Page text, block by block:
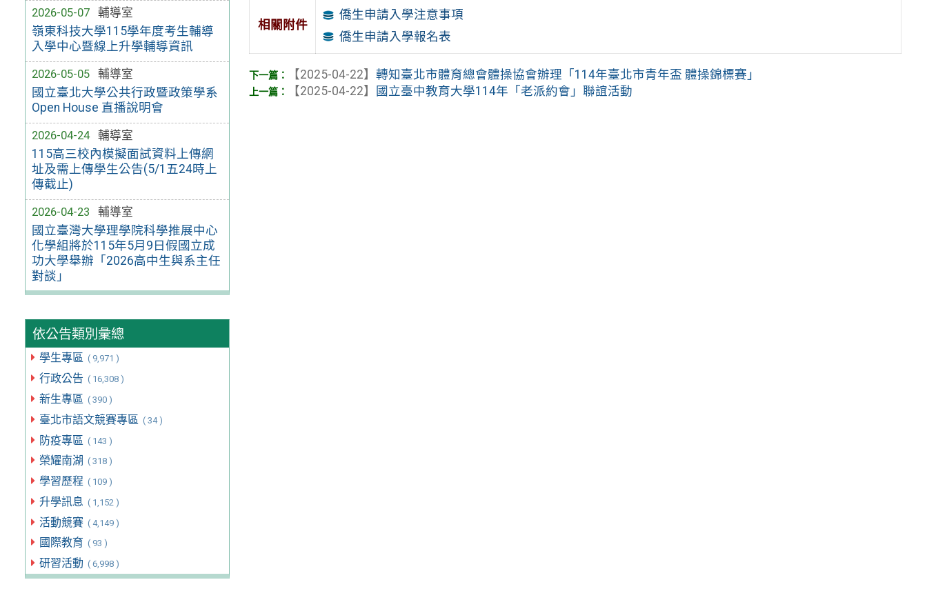
2026-05-07
輔導室
嶺東科技大學115學年度考生輔導
入學中心暨線上升學輔導資訊
2026-05-05
輔導室
國立臺北大學公共行政暨政策學系
Open House 直播說明會
2026-04-24
輔導室
115高三校內模擬面試資料上傳網
址及需上傳學生公告(5/1五24時上
傳截止)
2026-04-23
輔導室
國立臺灣大學理學院科學推展中心
化學組將於115年5月9日假國立成
功大學舉辦「2026高中生與系主任
對談」
依公告類別彙總
學生專區 ( 9,971 )
行政公告 ( 16,308 )
新生專區 ( 390 )
臺北市語文競賽專區 ( 34 )
防疫專區 ( 143 )
榮耀南湖 ( 318 )
學習歷程 ( 109 )
升學訊息 ( 1,152 )
活動競賽 ( 4,149 )
國際教育 ( 93 )
研習活動 ( 6,998 )
相關附件
僑生申請入學注意事項
僑生申請入學報名表
【2025-04-22】轉知臺北市體育總會體操協會辦理「114年臺北市青年盃 體操錦標賽」
【2025-04-22】 國立臺中教育大學114年「老派約會」聯誼活動